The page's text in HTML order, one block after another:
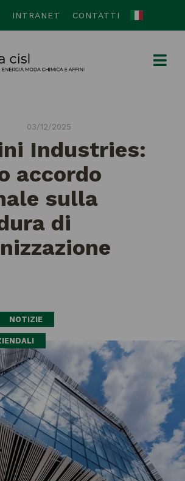
INTRANET CONTATTI
03/12/2025
Industries:
accordo
sulla
di
NOTIZIE